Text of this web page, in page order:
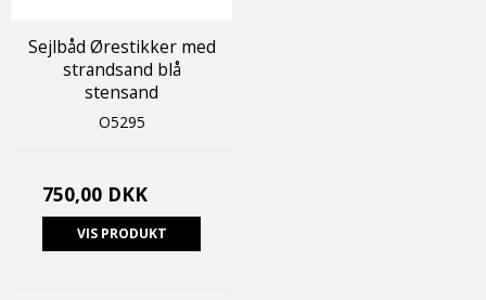
Sejlbåd Ørestikker med
strandsand blå
stensand
O5295
750,00 DKK
VIS PRODUKT